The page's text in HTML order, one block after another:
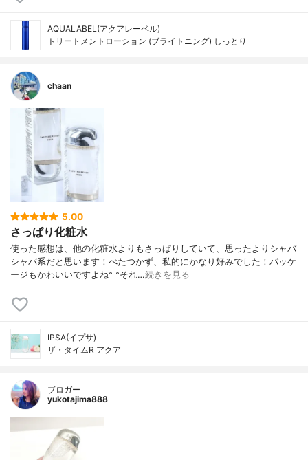
AQUALABEL(アクアレーベル)
トリートメントローション (ブライトニング) しっとり
chaan
5.00
さっぱり化粧水
使った感想は、他の化粧水よりもさっぱりしていて、思ったよりシャバ
シャバ系だと思います！べたつかず、私的にかなり好みでした！パッケ
ージもかわいいですよね^ ^それ…続きを見る
IPSA(イプサ)
ザ・タイムR アクア
ブロガー
yukotajima888